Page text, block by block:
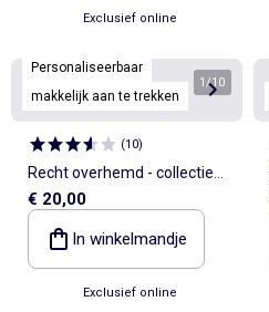
Exclusief online
Personaliseerbaar
makkelijk aan te trekken
1 /10
(10)
Recht overhemd - collectie
makkelijk aan te trekken
€ 20,00
In winkelmandje
Exclusief online